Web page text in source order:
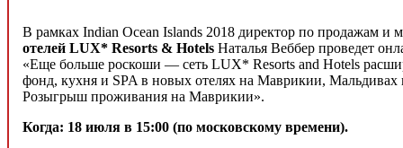
В рамках Indian Ocean Islands 2018 директор по продажам и
отелей LUX* Resorts & Hotels Наталья Веббер проведет
«Еще больше роскоши — сеть LUX* Resorts and Hotels
фонд, кухня и SPA в новых отелях на Маврикии,
Розыгрыш проживания на Маврикии».
Когда: 18 июля в 15:00 (по московскому времени).